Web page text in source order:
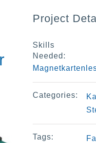
Project
Skills
Needed:
Categories:
Tags: